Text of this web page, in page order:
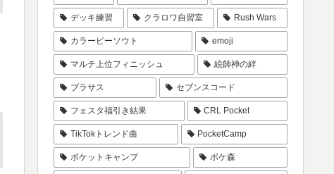
デッキ練習 クラロワ自習室 Rush Wars
カラーピーソウト emoji
マルチ上位フィニッシュ 絵師神の絆
ブラサス セブンスコード
フェスタ福引き結果 CRL Pocket
TikTokトレンド曲 PocketCamp
ポケットキャンプ ポケ森